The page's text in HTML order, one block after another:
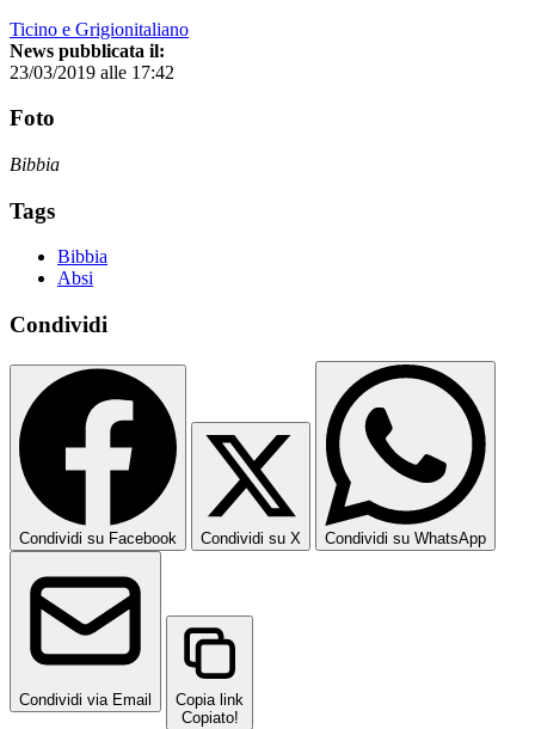
Ticino e Grigionitaliano
News pubblicata il:
23/03/2019 alle 17:42
Foto
Bibbia
Tags
Bibbia
Absi
Condividi
Condividi su Facebook Condividi su X Condividi su WhatsApp
Condividi via Email
Copia link
Copiato!